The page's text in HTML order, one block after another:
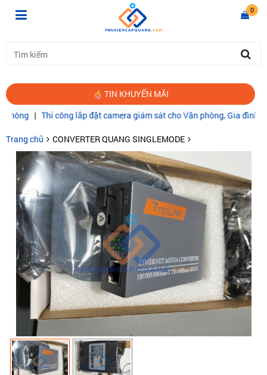
0
TIN KHUYẾN MÃI
Thi công lắp đặt camera giám sát cho Văn phòng, Gia đình|CÁP
Trang chủ CONVERTER QUANG SINGLEMODE